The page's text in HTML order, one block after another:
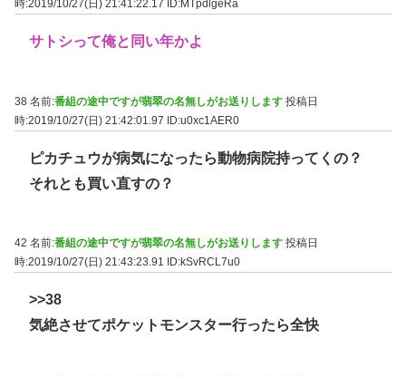
時:2019/10/27(日) 21:41:22.17
ID:MTpdlgeRa
サトシって俺と同い年かよ
38 名前:番組の途中ですが翡翠の名無しがお送りします 投稿日
時:2019/10/27(日) 21:42:01.97 ID:u0xc1AER0
ピカチュウが病気になったら動物病院持ってくの？
それとも買い直すの？
42 名前:番組の途中ですが翡翠の名無しがお送りします 投稿日
時:2019/10/27(日) 21:43:23.91
ID:kSvRCL7u0
>>38
気絶させてポケットモンスター行ったら全快